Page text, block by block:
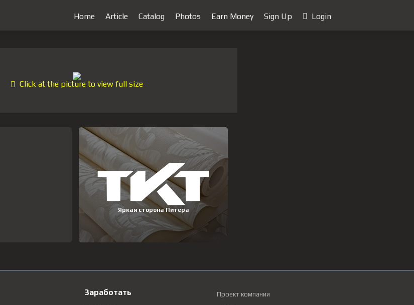
Home Article Catalog Photos Earn Money Sign Up Login
Click at the picture to view full size
Заработать Проект компании